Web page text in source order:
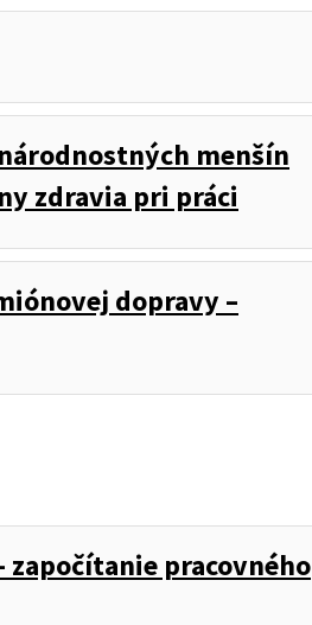
menšín
zdravia pri práci
dopravy –
započítanie pracovného